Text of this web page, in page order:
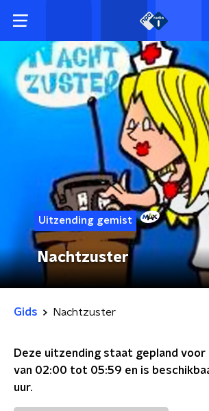
Uitzending gemist
Nachtzuster
Gids Nachtzuster
Deze uitzending staat gepland voor
van 02:00 tot 05:59 en is
uur.